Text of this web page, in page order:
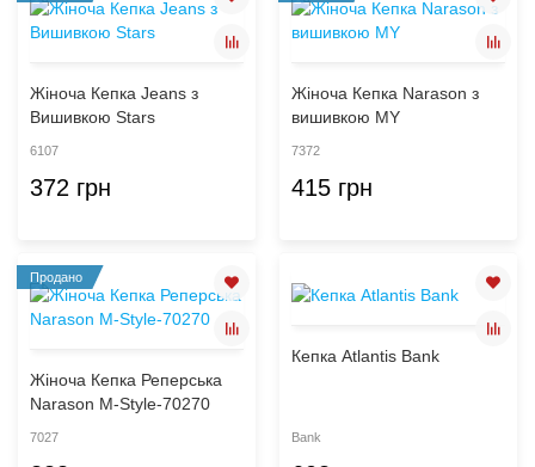
Жіноча Кепка Jeans з
Вишивкою Stars
6107
372 грн
Жіноча Кепка Narason з
вишивкою MY
7372
415 грн
Продано
Жіноча Кепка Реперська
Narason M-Style-70270
7027
Кепка Atlantis Bank
Bank